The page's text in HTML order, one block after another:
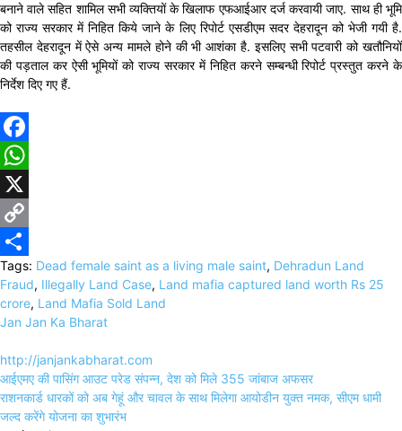
बनाने वाले सहित शामिल सभी व्यक्तियों के खिलाफ एफआईआर दर्ज करवायी जाए. साथ ही भूमि
को राज्य सरकार में निहित किये जाने के लिए रिपोर्ट एसडीएम सदर देहरादून को भेजी गयी है.
तहसील देहरादून में ऐसे अन्य मामले होने की भी आशंका है. इसलिए सभी पटवारी को खतौनियों
की पड़ताल कर ऐसी भूमियों को राज्य सरकार में निहित करने सम्बन्धी रिपोर्ट प्रस्तुत करने के
निर्देश दिए गए हैं.
Facebook
WhatsApp
X
Copy
Link
Share
Tags: Dead female saint as a living male saint, Dehradun Land
Fraud, Illegally Land Case, Land mafia captured land worth Rs 25
crore, Land Mafia Sold Land
Jan Jan Ka Bharat
http://janjankabharat.com
Post
navigation
आईएमए की पासिंग आउट परेड संपन्न, देश को मिले 355 जांबाज अफसर
राशनकार्ड धारकों को अब गेहूं और चावल के साथ मिलेगा आयोडीन युक्त नमक, सीएम धामी
जल्द करेंगे योजना का शुभारंभ